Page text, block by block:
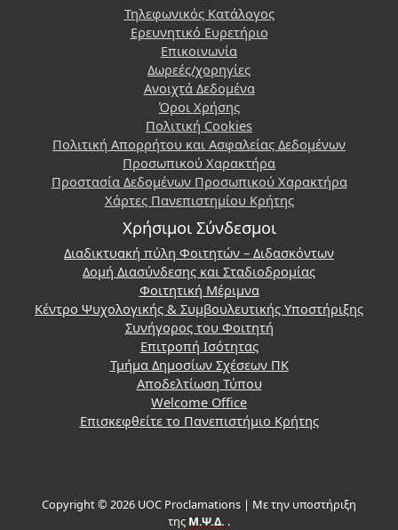
Τηλεφωνικός Κατάλογος
Ερευνητικό Ευρετήριο
Επικοινωνία
Δωρεές/χορηγίες
Ανοιχτά Δεδομένα
Όροι Χρήσης
Πολιτική Cookies
Πολιτική Απορρήτου και Ασφαλείας Δεδομένων
Προσωπικού Χαρακτήρα
Προστασία Δεδομένων Προσωπικού Χαρακτήρα
Χάρτες Πανεπιστημίου Κρήτης
Χρήσιμοι Σύνδεσμοι
Διαδικτυακή πύλη Φοιτητών – Διδασκόντων
Δομή Διασύνδεσης και Σταδιοδρομίας
Φοιτητική Μέριμνα
Κέντρο Ψυχολογικής & Συμβουλευτικής Υποστήριξης
Συνήγορος του Φοιτητή
Επιτροπή Ισότητας
Τμήμα Δημοσίων Σχέσεων ΠΚ
Αποδελτίωση Τύπου
Welcome Office
Επισκεφθείτε το Πανεπιστήμιο Κρήτης
Copyright © 2026 UOC Proclamations | Με την υποστήριξη
της Μ.Ψ.Δ. .